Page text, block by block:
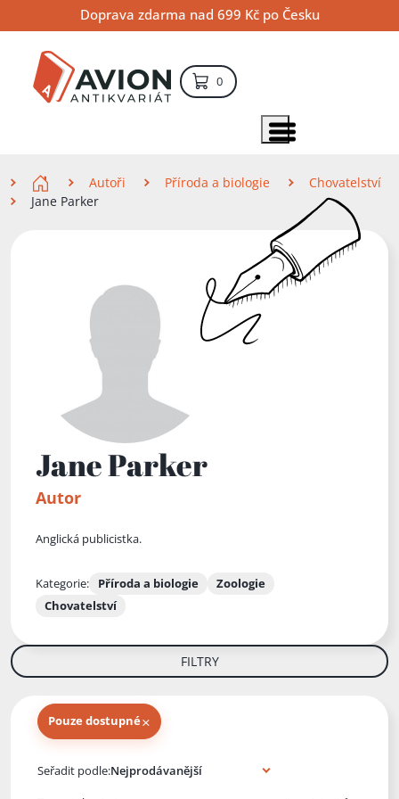
na
obsah
na
navigaci
na
vyhledávání
Doprava zdarma nad 699 Kč po Česku
0položek – košík
Zobrazit položky menu
Autoři Příroda a biologie
Chovatelství
Jane Parker
Jane Parker
Autor
Anglická publicistka.
Kategorie: Příroda a biologie
Zoologie
Chovatelství
FILTRY
Pouze dostupné×
Seřadit podle: